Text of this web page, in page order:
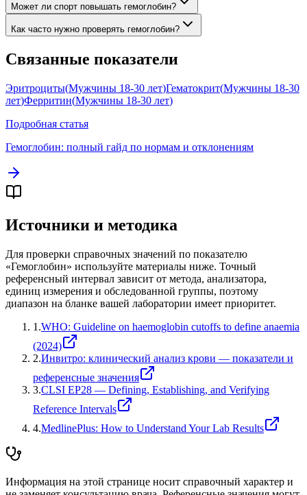
Может ли спорт повышать гемоглобин?
Как часто нужно проверять гемоглобин?
Связанные показатели
Эритроциты(Мужчины 18-30 лет)Гематокрит(Мужчины 18-30
лет)Ферритин(Мужчины 18-30 лет)
Подробная статья
Гемоглобин: полный гайд по нормам и отклонениям
Источники и методика
Для проверки справочных значений по показателю
«Гемоглобин» используйте материалы ниже. Точный
референсный интервал зависит от метода, анализатора,
единиц измерения и обследованной группы, поэтому
диапазон на бланке вашей лаборатории имеет приоритет.
1 .WHO: Guideline on haemoglobin cutoffs to define anaemia
(2024)
2.Инвитро: клинический анализ крови — показатели и
референсные значения
3.CLSI EP28 — Defining, Establishing, and Verifying
Reference Intervals
4.MedlinePlus: How to Understand Your Lab Results
Информация на этой странице носит справочный характер и